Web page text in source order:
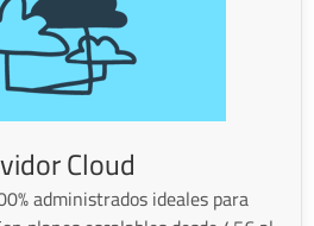
Cloud
administrados ideales para